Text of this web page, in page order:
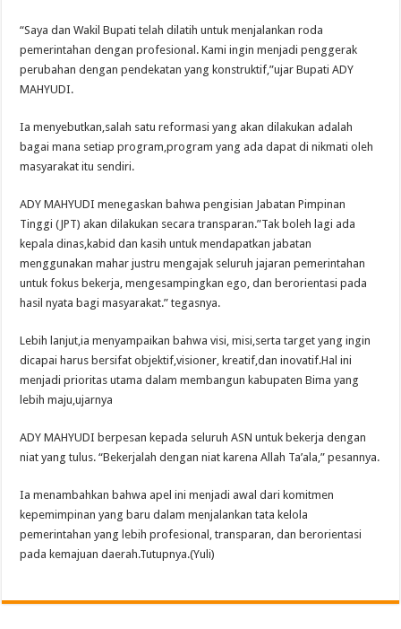
“Saya dan Wakil Bupati telah dilatih untuk menjalankan roda
pemerintahan dengan profesional. Kami ingin menjadi penggerak
perubahan dengan pendekatan yang konstruktif,”ujar Bupati ADY
MAHYUDI.
Ia menyebutkan,salah satu reformasi yang akan dilakukan adalah
bagai mana setiap program,program yang ada dapat di nikmati oleh
masyarakat itu sendiri.
ADY MAHYUDI menegaskan bahwa pengisian Jabatan Pimpinan
Tinggi (JPT) akan dilakukan secara transparan.”Tak boleh lagi ada
kepala dinas,kabid dan kasih untuk mendapatkan jabatan
menggunakan mahar justru mengajak seluruh jajaran pemerintahan
untuk fokus bekerja, mengesampingkan ego, dan berorientasi pada
hasil nyata bagi masyarakat.” tegasnya.
Lebih lanjut,ia menyampaikan bahwa visi, misi,serta target yang ingin
dicapai harus bersifat objektif,visioner, kreatif,dan inovatif.Hal ini
menjadi prioritas utama dalam membangun kabupaten Bima yang
lebih maju,ujarnya
ADY MAHYUDI berpesan kepada seluruh ASN untuk bekerja dengan
niat yang tulus. “Bekerjalah dengan niat karena Allah Ta’ala,” pesannya.
Ia menambahkan bahwa apel ini menjadi awal dari komitmen
kepemimpinan yang baru dalam menjalankan tata kelola
pemerintahan yang lebih profesional, transparan, dan berorientasi
pada kemajuan daerah.Tutupnya.(Yuli)